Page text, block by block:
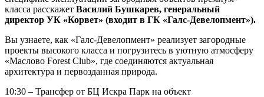
класса расскажет Василий Бушкарев, генеральный
директор УК «Корвет» (входит в ГК «Галс-Девелопмент»).
Вы узнаете, как «Галс-Девелопмент» реализует загородные
проекты высокого класса и погрузитесь в уютную атмосферу
«Маслово Forest Club», где соединяются актуальная
архитектура и первозданная природа.
10:30 – Трансфер от БЦ Искра Парк на объект